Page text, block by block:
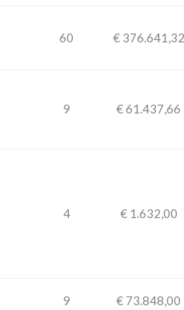
60 € 376.641,32
9 € 61.437,66
4 € 1.632,00
9 € 73.848,00